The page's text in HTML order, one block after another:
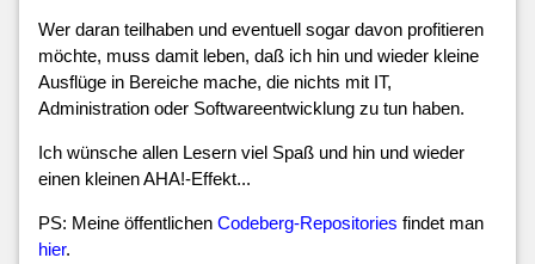
Wer daran teilhaben und eventuell sogar davon profitieren
möchte, muss damit leben, daß ich hin und wieder kleine
Ausflüge in Bereiche mache, die nichts mit IT,
Administration oder Softwareentwicklung zu tun haben.
Ich wünsche allen Lesern viel Spaß und hin und wieder
einen kleinen AHA!-Effekt...
PS: Meine öffentlichen Codeberg-Repositories findet man
hier.